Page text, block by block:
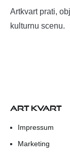
Artkvart prati,
kulturnu scenu.
ART KVART
Impressum
Marketing